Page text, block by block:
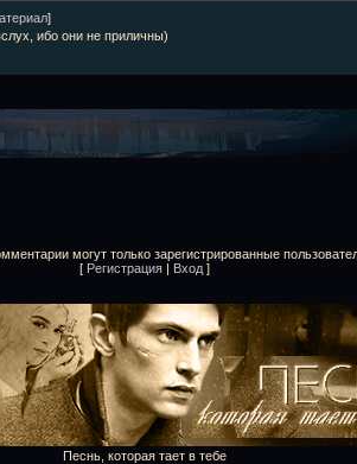
]
ибо они не приличны)
могут только зарегистрированные
[ Регистрация | Вход ]
Песнь, которая тает в тебе